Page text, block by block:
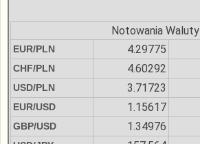
Notowania Waluty
EUR/PLN 4.29775
CHF/PLN 4.60292
USD/PLN 3.71723
EUR/USD 1.15617
GBP/USD 1.34976